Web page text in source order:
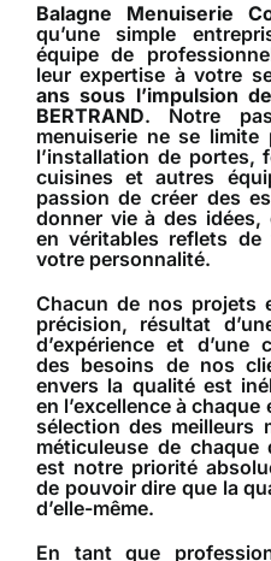
Balagne Menuiserie
qu’une simple
équipe de
leur expertise à votre
ans sous l’impulsion
BERTRAND. Notre
menuiserie ne se
l’installation de portes,
cuisines et autres
passion de créer des
donner vie à des
en véritables reflets
votre personnalité.
Chacun de nos projets
précision, résultat
d’expérience et d’une
des besoins de nos
envers la qualité est
en l’excellence à
sélection des meilleurs
méticuleuse de
est notre priorité
de pouvoir dire que la
d’elle-même.
En tant que